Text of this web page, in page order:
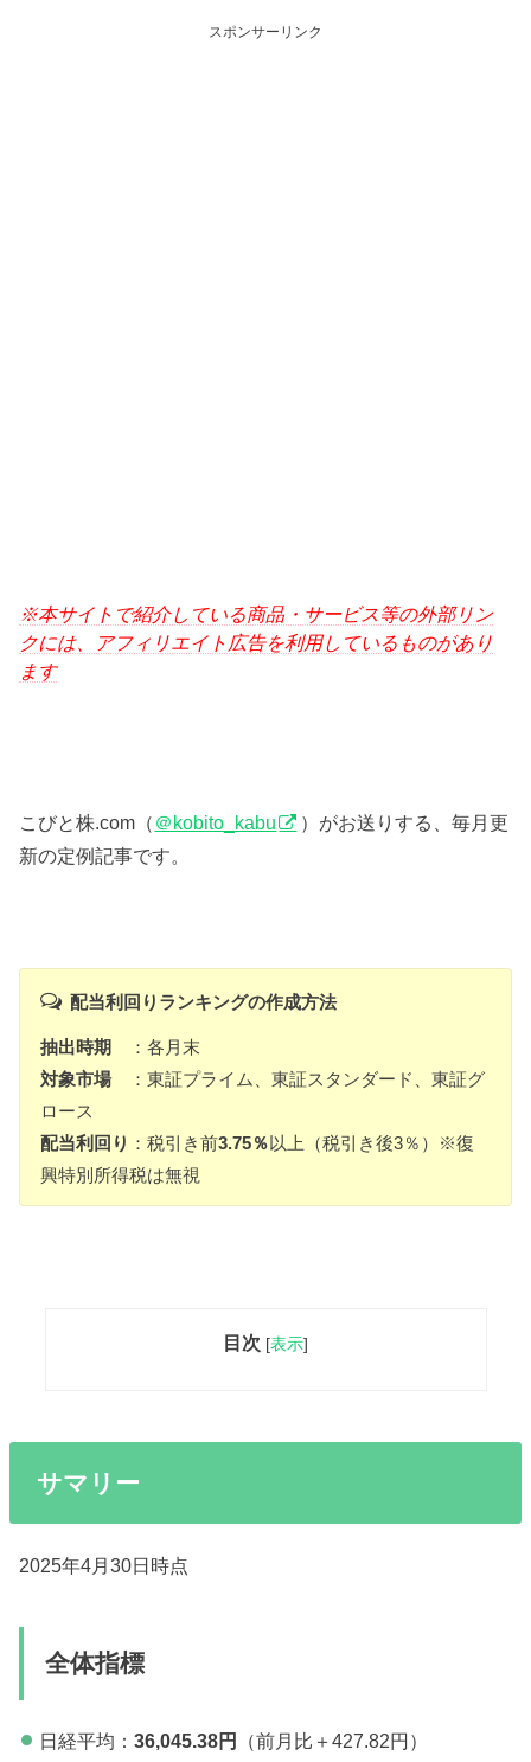
スポンサーリンク
※本サイトで紹介している商品・サービス等の外部リン
クには、アフィリエイト広告を利用しているものがあり
ます
こびと株.com（ ＠kobito_kabu
）がお送りする、毎月更
新の定例記事です。
配当利回りランキングの作成方法
抽出時期
：各月末
対象市場
：東証プライム、東証スタンダード、東証グ
ロース
配当利回り ：税引き前3.75％以上（税引き後3％）※復
興特別所得税は無視
目次 [表示]
サマリー
2025年4月30日時点
全体指標
日経平均： 36,045.38円 （前月比＋427.82円）